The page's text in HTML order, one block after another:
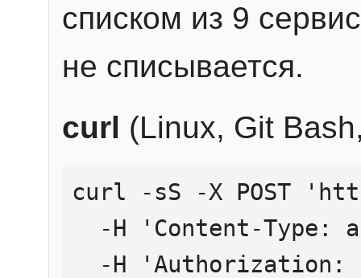
списком из 9
не списывается.
curl (Linux, Git
curl -sS -X POST